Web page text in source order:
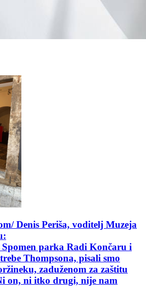
Denis Periša, voditelj Muzeja
parka Radi Končaru i
Thompsona, pisali smo
zaduženom za zaštitu
on, ni itko drugi, nije nam